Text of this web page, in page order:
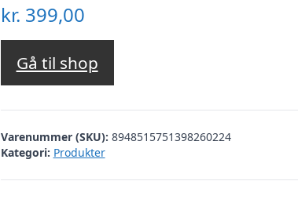
kr. 399,00
Gå til shop
Varenummer (SKU): 8948515751398260224
Kategori: Produkter